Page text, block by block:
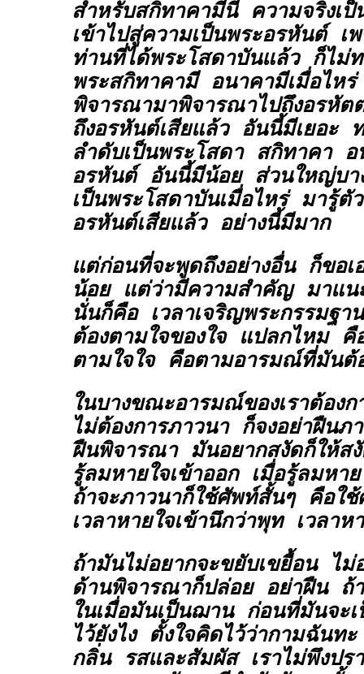
สำหรับสกิทาคามีนี่ ความจริงเ
เข้าไปสู่ความเป็นพระอรหันต์ เ
ท่านที่ได้พระโสดาบันแล้ว ก็ไม่ท
พระสกิทาคามี อนาคามีเมื่อไห
พิจารณามาพิจารณาไปถึงอรหัต
ถึงอรหันต์เสียแล้ว อันนี้มีเยอะ
ลำดับเป็นพระโสดา สกิทาคา
อรหันต์ อันนี้มีน้อย ส่วนใหญ่บา
เป็นพระโสดาบันเมื่อไหร่ มารู้ตัว
อรหันต์เสียแล้ว อย่างนี้มีมาก
แต่ก่อนที่จะพูดถึงอย่างอื่น ก็ขอเ
น้อย แต่ว่ามีความสำคัญ มาแน
นั่นก็คือ เวลาเจริญพระกรรมฐา
ต้องตามใจของใจ แปลกไหม คือ
ตามใจใจ คือตามอารมณ์ที่มันต้
ในบางขณะอารมณ์ของเราต้อง
ไม่ต้องการภาวนา ก็จงอย่าฝืนภ
ฝืนพิจารณา มันอยากสงัดก็ให้ส
รู้ลมหายใจเข้าออก เมื่อรู้ลมหาย
ถ้าจะภาวนาก็ใช้ศัพท์สั้นๆ คือใ
เวลาหายใจเข้านึกว่าพุท เวลาห
ถ้ามันไม่อยากจะขยับเขยื้อน ไม่
ด้านพิจารณาก็ปล่อย อย่าฝืน ถ้า
ในเมื่อมันเป็นฌาน ก่อนที่มันจะเ
ไว้ยังไง ตั้งใจคิดไว้ว่ากามฉัน
กลิ่น รสและสัมผัส เราไม่พึงปร